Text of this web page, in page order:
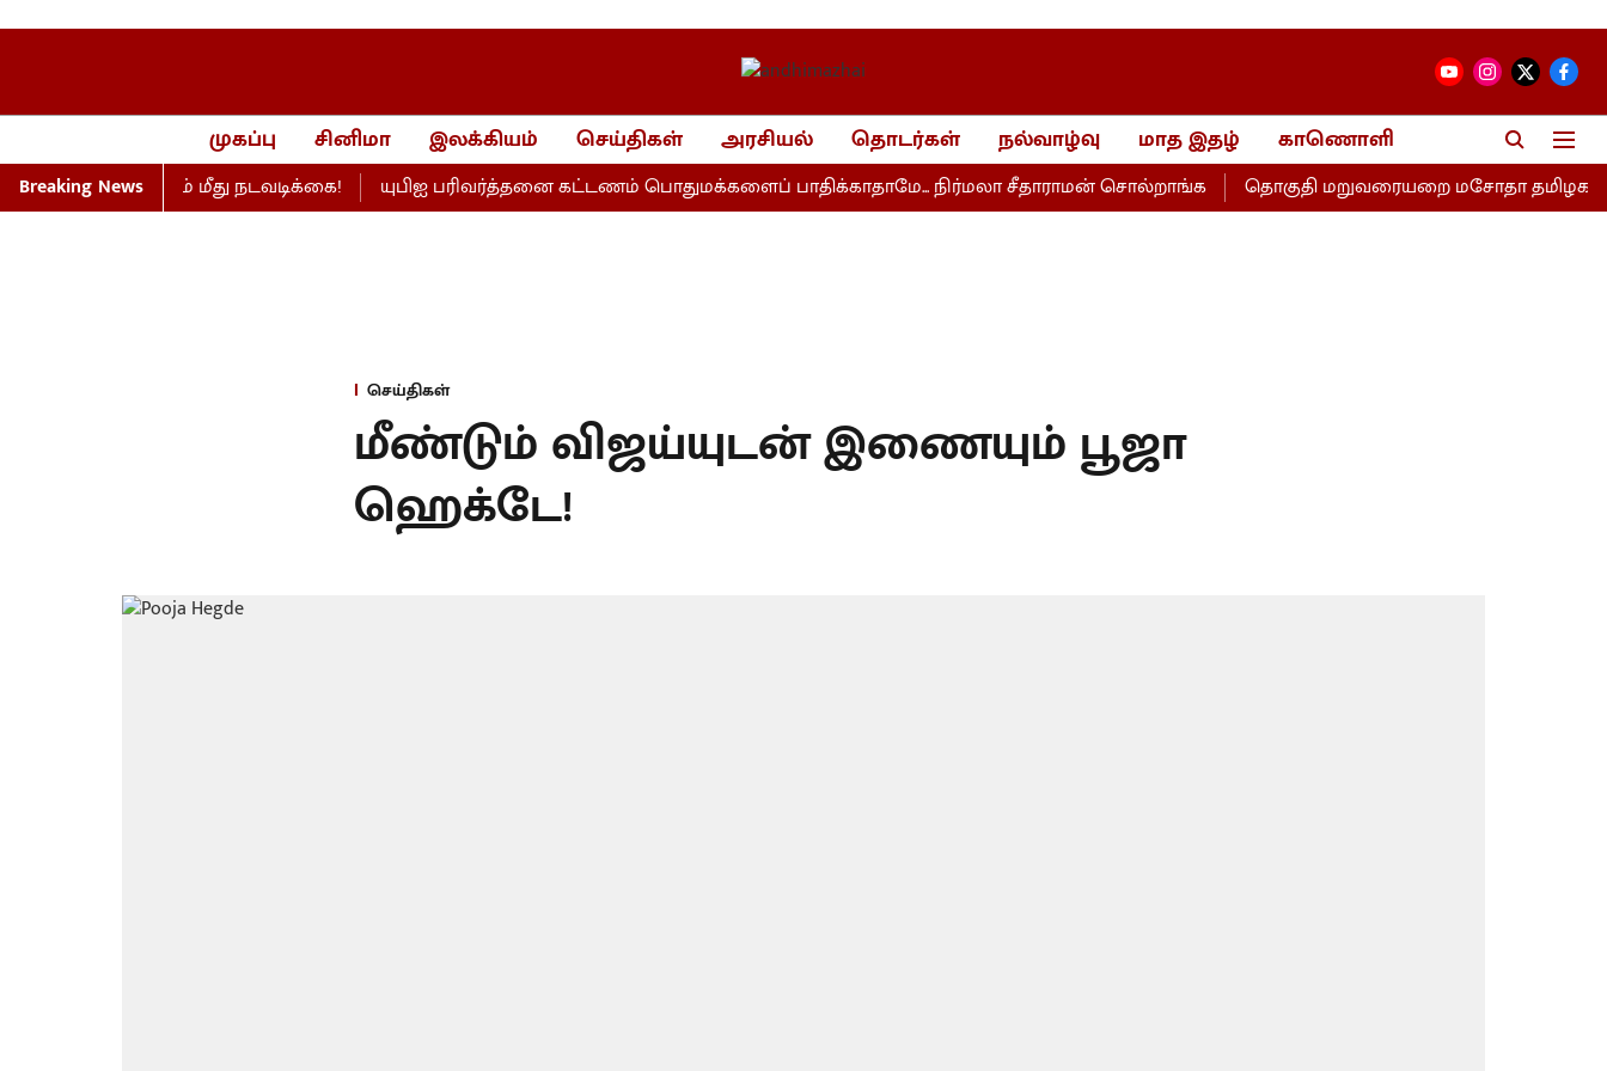
முகப்பு சினிமா இலக்கியம் செய்திகள் அரசியல் தொடர்கள் நல்வாழ்வு மாத இதழ் காணொளி
Breaking News
நிறுவனம் மீது நடவடிக்கை! யுபிஐ பரிவர்த்தனை கட்டணம் பொதுமக்களைப் பாதிக்காதாமே... நிர்மலா சீதாராமன் சொல்றாங்க தொகுதி மறுவரையறை மசோதா
செய்திகள்
மீண்டும் விஜய்யுடன் இணையும் பூஜா
ஹெக்டே!